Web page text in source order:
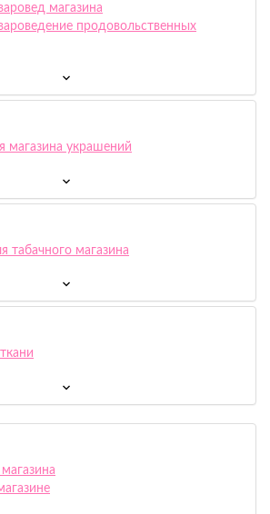
магазина
продовольственных
магазина украшений
табачного магазина